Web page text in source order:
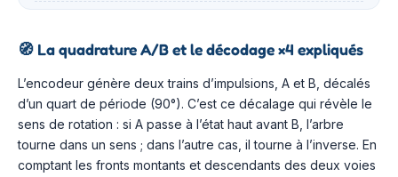
🧭 La quadrature A/B et le décodage ×4 expliqués
L’encodeur génère deux trains d’impulsions, A et B, décalés
d’un quart de période (90°). C’est ce décalage qui révèle le
sens de rotation : si A passe à l’état haut avant B, l’arbre
tourne dans un sens ; dans l’autre cas, il tourne à l’inverse. En
comptant les fronts montants et descendants des deux voies